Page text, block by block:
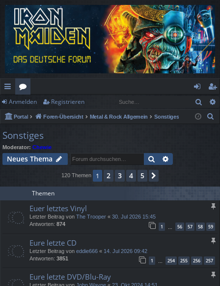
ch
ne
llz
ug
rif
or
en
n
m
eg
ist
Anmelden Registrieren
Portal Foren-Übersicht Metal & Rock Allgemein Sonstiges
Sonstiges
Moderator: Chewie
Neues Thema Suche
120 Themen 1 2 3 4 5
Themen
Euer letztes Vinyl
Letzter Beitrag von The Trooper « 30. Jul 2026 15:45
Antworten: 874 1 56 57 58 59
Eure letzte CD
Letzter Beitrag von eddie666 « 14. Jul 2026 09:42
Antworten: 3851 1 254 255 256 257
Eure letzte DVD/Blu-Ray